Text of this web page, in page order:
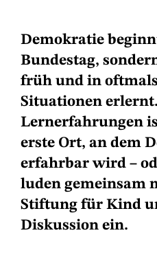
Demokratie
Bundestag,
früh und in
Situationen
Lernerfahrungen
erste Ort, an dem
erfahrbar wird –
luden gemeinsam
Stiftung für Kind
Diskussion ein.